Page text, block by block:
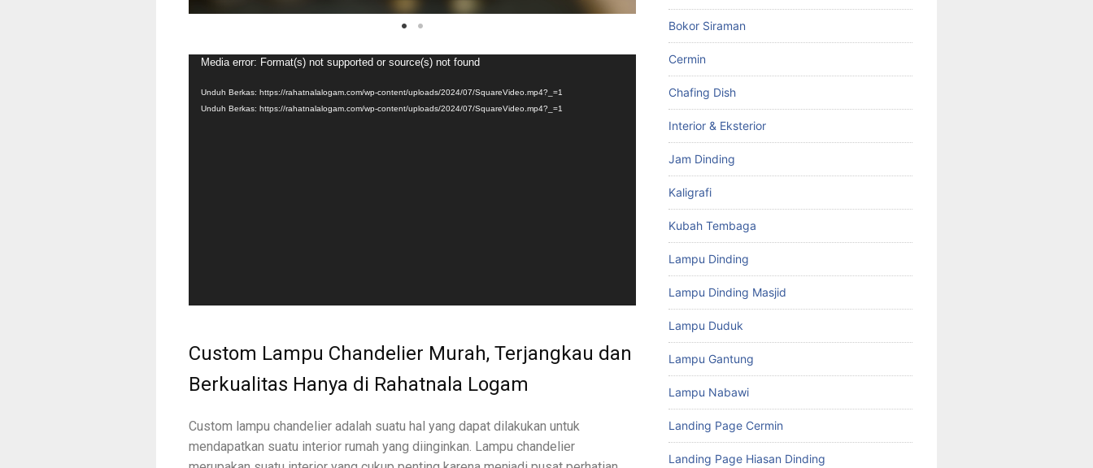
Pemutar
Media error: Format(s) not supported or source(s) not found
Unduh Berkas: https://rahatnalalogam.com/wp-content/uploads/2024/07/SquareVideo.mp4?_=1
Unduh Berkas: https://rahatnalalogam.com/wp-content/uploads/2024/07/SquareVideo.mp4?_=1
Custom Lampu Chandelier Murah, Terjangkau dan
Berkualitas Hanya di Rahatnala Logam
Custom lampu chandelier adalah suatu hal yang dapat dilakukan untuk
mendapatkan suatu interior rumah yang diinginkan. Lampu chandelier
Bokor Siraman
Cermin
Chafing Dish
Interior & Eksterior
Jam Dinding
Kaligrafi
Kubah Tembaga
Lampu Dinding
Lampu Dinding Masjid
Lampu Duduk
Lampu Gantung
Lampu Nabawi
Landing Page Cermin
Landing Page Hiasan Dinding